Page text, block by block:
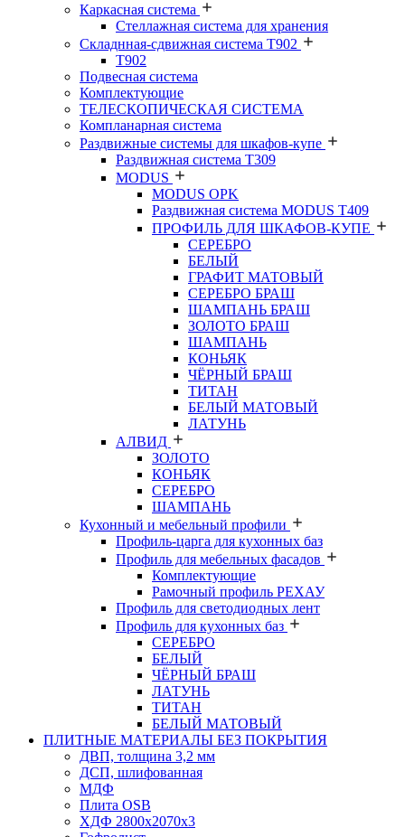
Каркасная система
Стеллажная система для хранения
Складнная-сдвижная система Т902
T902
Подвесная система
Комплектующие
ТЕЛЕСКОПИЧЕСКАЯ СИСТЕМА
Компланарная система
Раздвижные системы для шкафов-купе
Раздвижная система Т309
MODUS
MODUS OPK
Раздвижная система MODUS T409
ПРОФИЛЬ ДЛЯ ШКАФОВ-КУПЕ
СЕРЕБРО
БЕЛЫЙ
ГРАФИТ МАТОВЫЙ
СЕРЕБРО БРАШ
ШАМПАНЬ БРАШ
ЗОЛОТО БРАШ
ШАМПАНЬ
КОНЬЯК
ЧЁРНЫЙ БРАШ
ТИТАН
БЕЛЫЙ МАТОВЫЙ
ЛАТУНЬ
АЛВИД
ЗОЛОТО
КОНЬЯК
СЕРЕБРО
ШАМПАНЬ
Кухонный и мебельный профили
Профиль-царга для кухонных баз
Профиль для мебельных фасадов
Комплектующие
Рамочный профиль РЕХАУ
Профиль для светодиодных лент
Профиль для кухонных баз
СЕРЕБРО
БЕЛЫЙ
ЧЁРНЫЙ БРАШ
ЛАТУНЬ
ТИТАН
БЕЛЫЙ МАТОВЫЙ
ПЛИТНЫЕ МАТЕРИАЛЫ БЕЗ ПОКРЫТИЯ
ДВП, толщина 3,2 мм
ДСП, шлифованная
МДФ
Плита OSB
ХДФ 2800х2070х3